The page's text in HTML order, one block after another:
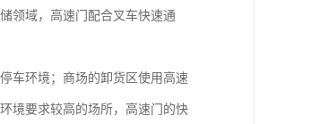
领域，高速门配合叉车快速通
车环境；商场的卸货区使用高速
境要求较高的场所，高速门的快